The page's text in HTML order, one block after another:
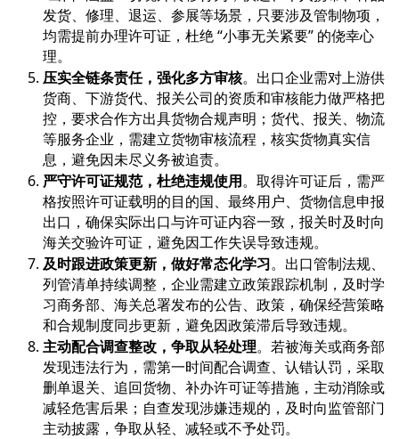
发货、修理、退运、参展等场景，只要涉及管制物项，
均需提前办理许可证，杜绝 “小事无关紧要” 的侥幸心
理。
压实全链条责任，强化多方审核。出口企业需对上游供
货商、下游货代、报关公司的资质和审核能力做严格把
控，要求合作方出具货物合规声明；货代、报关、物流
等服务企业，需建立货物审核流程，核实货物真实信
息，避免因未尽义务被追责。
严守许可证规范，杜绝违规使用。取得许可证后，需严
格按照许可证载明的目的国、最终用户、货物信息申报
出口，确保实际出口与许可证内容一致，报关时及时向
海关交验许可证，避免因工作失误导致违规。
及时跟进政策更新，做好常态化学习。出口管制法规、
列管清单持续调整，企业需建立政策跟踪机制，及时学
习商务部、海关总署发布的公告、政策，确保经营策略
和合规制度同步更新，避免因政策滞后导致违规。
主动配合调查整改，争取从轻处理。若被海关或商务部
发现违法行为，需第一时间配合调查、认错认罚，采取
删单退关、追回货物、补办许可证等措施，主动消除或
减轻危害后果；自查发现涉嫌违规的，及时向监管部门
主动披露，争取从轻、减轻或不予处罚。